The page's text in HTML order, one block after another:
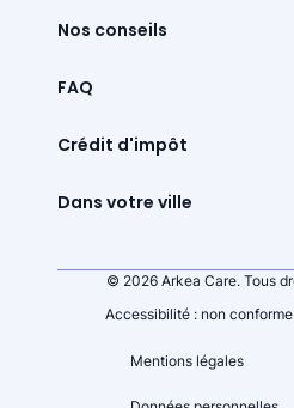
Nos conseils
FAQ
Crédit d'impôt
Dans votre ville
© 2026 Arkea Care. Tous
Accessibilité : non conforme
Mentions légales